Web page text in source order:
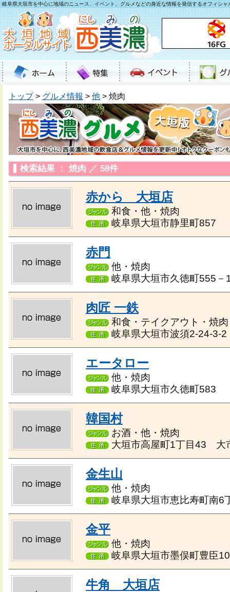
岐阜県大垣市を中心に地域のニュース、イベント、グルメなどの身近な情報を発信するオフィシャ
トップ> グルメ情報 > 他 > 焼肉
検索結果 ： 焼肉 ／ 58件
赤から 大垣店
和食・他・焼肉
岐阜県大垣市静里町857
赤門
他・焼肉
岐阜県大垣市久徳町555－
肉匠 一鉄
和食・テイクアウト・焼肉
岐阜県大垣市波須2-24-3-2
エータロー
他・焼肉
岐阜県大垣市久徳町583
韓国村
お酒・他・焼肉
大垣市高屋町1丁目43 大
金生山
他・焼肉
岐阜県大垣市恵比寿町南6
金平
他・焼肉
岐阜県大垣市墨俣町豊臣
牛角 大垣店